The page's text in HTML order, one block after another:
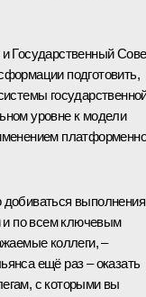
Государственный
подготовить,
уровне к модели
выполнения
и по всем ключевым
коллеги, –
ещё раз – оказать
с которыми вы